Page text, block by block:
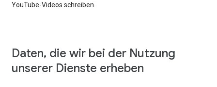
YouTube-Videos schreiben.
Daten, die wir bei der Nutzung
unserer Dienste erheben